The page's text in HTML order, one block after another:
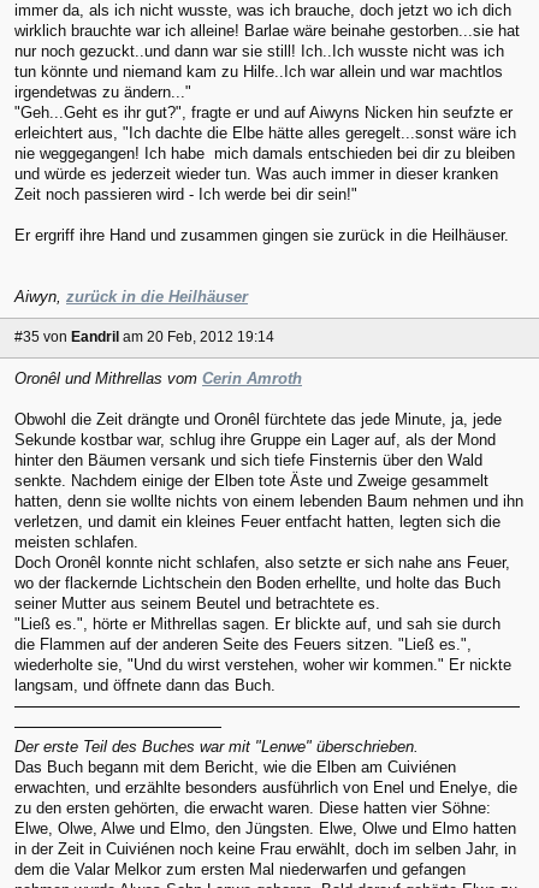
immer da, als ich nicht wusste, was ich brauche, doch jetzt wo ich dich
wirklich brauchte war ich alleine! Barlae wäre beinahe gestorben...sie hat
nur noch gezuckt..und dann war sie still! Ich..Ich wusste nicht was ich
tun könnte und niemand kam zu Hilfe..Ich war allein und war machtlos
irgendetwas zu ändern..."
"Geh...Geht es ihr gut?", fragte er und auf Aiwyns Nicken hin seufzte er
erleichtert aus, "Ich dachte die Elbe hätte alles geregelt...sonst wäre ich
nie weggegangen! Ich habe mich damals entschieden bei dir zu bleiben
und würde es jederzeit wieder tun. Was auch immer in dieser kranken
Zeit noch passieren wird - Ich werde bei dir sein!"
Er ergriff ihre Hand und zusammen gingen sie zurück in die Heilhäuser.
Aiwyn, zurück in die Heilhäuser
#35 von Eandril am 20 Feb, 2012 19:14
Oronêl und Mithrellas vom Cerin Amroth
Obwohl die Zeit drängte und Oronêl fürchtete das jede Minute, ja, jede
Sekunde kostbar war, schlug ihre Gruppe ein Lager auf, als der Mond
hinter den Bäumen versank und sich tiefe Finsternis über den Wald
senkte. Nachdem einige der Elben tote Äste und Zweige gesammelt
hatten, denn sie wollte nichts von einem lebenden Baum nehmen und ihn
verletzen, und damit ein kleines Feuer entfacht hatten, legten sich die
meisten schlafen.
Doch Oronêl konnte nicht schlafen, also setzte er sich nahe ans Feuer,
wo der flackernde Lichtschein den Boden erhellte, und holte das Buch
seiner Mutter aus seinem Beutel und betrachtete es.
"Ließ es.", hörte er Mithrellas sagen. Er blickte auf, und sah sie durch
die Flammen auf der anderen Seite des Feuers sitzen. "Ließ es.",
wiederholte sie, "Und du wirst verstehen, woher wir kommen." Er nickte
langsam, und öffnete dann das Buch.
Der erste Teil des Buches war mit "Lenwe" überschrieben.
Das Buch begann mit dem Bericht, wie die Elben am Cuiviénen
erwachten, und erzählte besonders ausführlich von Enel und Enelye, die
zu den ersten gehörten, die erwacht waren. Diese hatten vier Söhne:
Elwe, Olwe, Alwe und Elmo, den Jüngsten. Elwe, Olwe und Elmo hatten
in der Zeit in Cuiviénen noch keine Frau erwählt, doch im selben Jahr, in
dem die Valar Melkor zum ersten Mal niederwarfen und gefangen